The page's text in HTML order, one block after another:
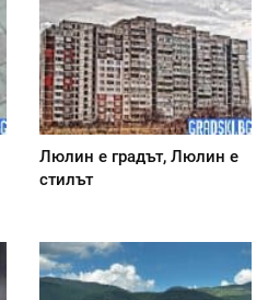
Люлин е градът, Люлин е
стилът